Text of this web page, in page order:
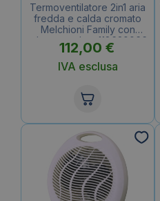
Termoventilatore 2in1 aria
fredda e calda cromato
Melchioni Family con
telecomando – 118620066
112,00 €
IVA esclusa